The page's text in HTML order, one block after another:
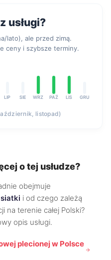
usługi?
lato), ale przed zimą.
ceny i szybsze terminy.
LIP SIE WRZ PAŹ LIS GRU
listopad)
o tej usłudze?
obejmuje
i od czego zależą
na terenie całej Polski?
opis usługi.
plecionej w Polsce